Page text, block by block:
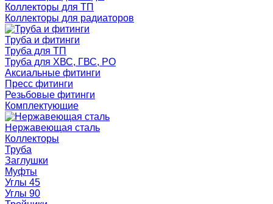
Коллекторы для ТП
Коллекторы для радиаторов
Труба и фитинги
Труба для ТП
Труба для ХВС, ГВС, РО
Аксиальные фитинги
Пресс фитинги
Резьбовые фитинги
Комплектующие
Нержавеющая сталь
Коллекторы
Труба
Заглушки
Муфты
Углы 45
Углы 90